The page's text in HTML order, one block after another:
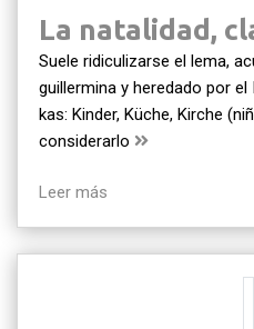
La natalidad,
Suele ridiculizarse el lema,
guillermina y heredado por el
kas: Kinder, Küche, Kirche
considerarlo
Leer más